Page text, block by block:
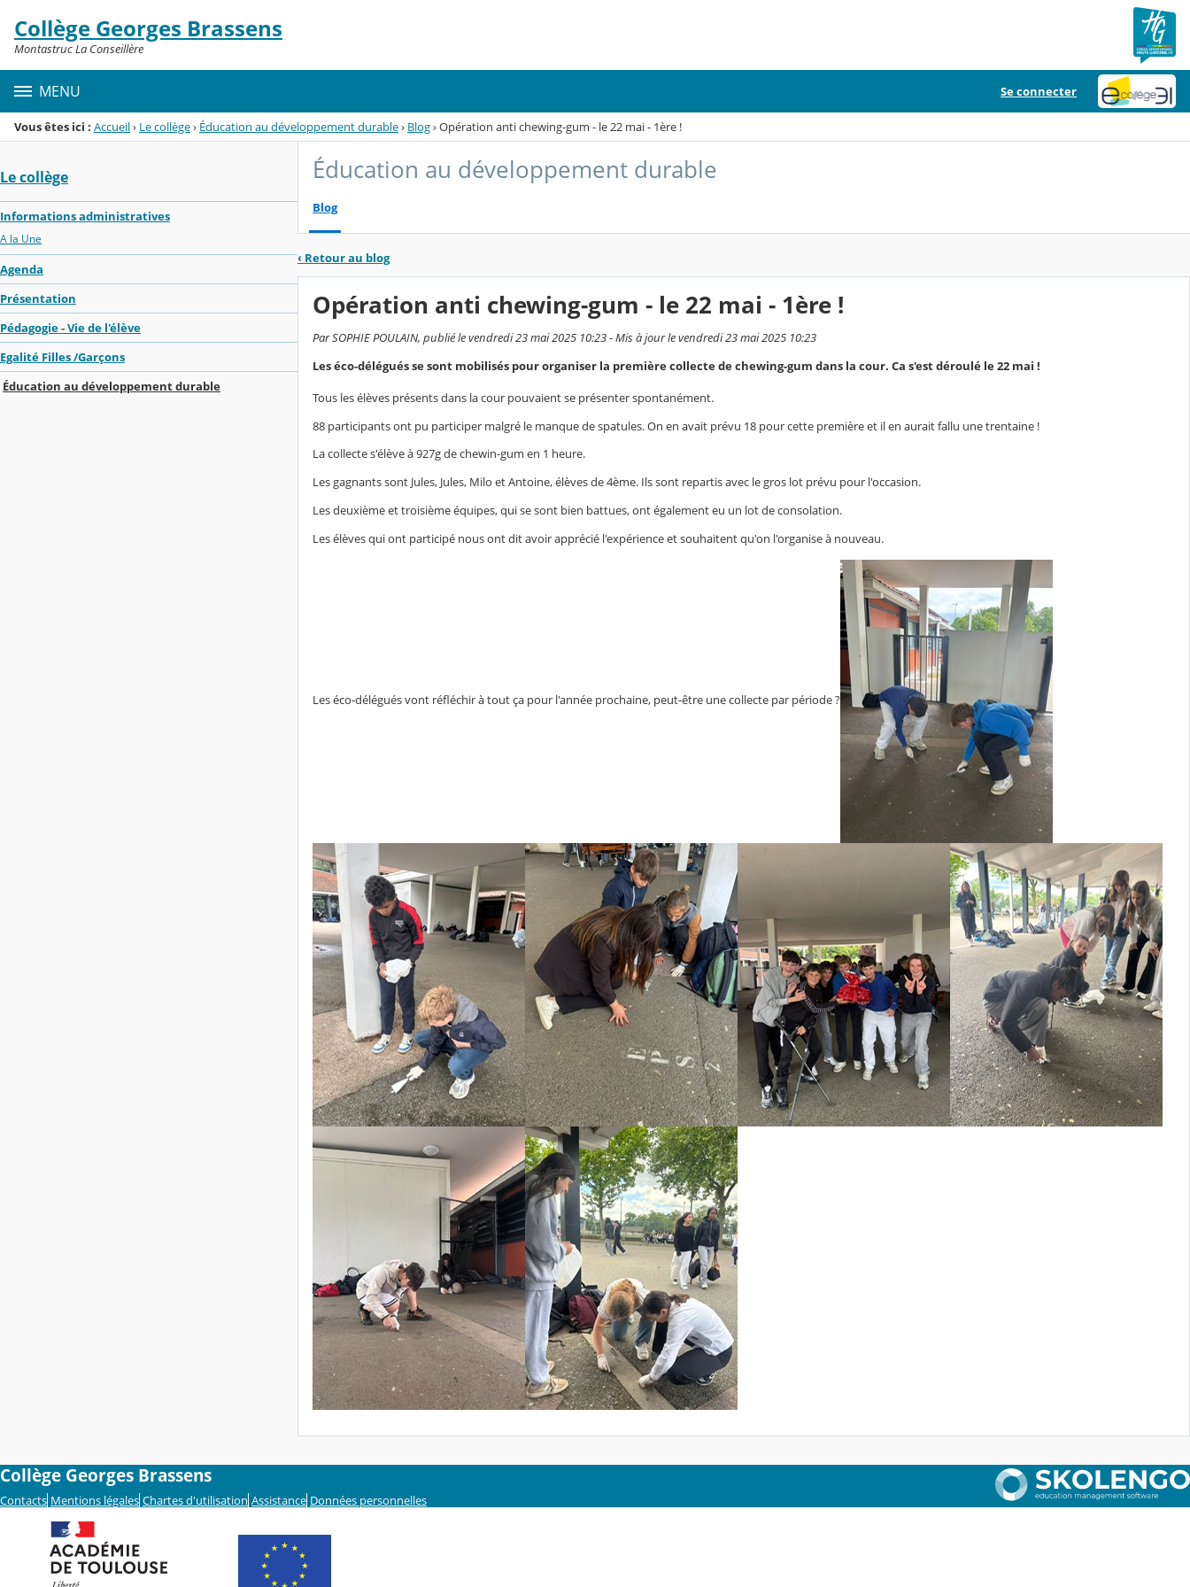
Menu de la rubrique
Contenu
Collège Georges Brassens
Montastruc La Conseillère
MENU Se connecter
Vous êtes ici : Accueil› Le collège› Éducation au développement durable› Blog›Opération anti chewing-gum - le 22 mai - 1ère !
Le collège
Informations administratives
A la Une
Agenda
Présentation
Pédagogie - Vie de l'élève
Egalité Filles /Garçons
Éducation au développement durable
Éducation au développement durable
Blog
‹ Retour au blog
Opération anti chewing-gum - le 22 mai - 1ère !
Par SOPHIE POULAIN, publié le vendredi 23 mai 2025 10:23 - Mis à jour le vendredi 23 mai 2025 10:23
Les éco-délégués se sont mobilisés pour organiser la première collecte de chewing-gum dans la cour. Ca s'est déroulé le 22 mai !
Tous les élèves présents dans la cour pouvaient se présenter spontanément.
88 participants ont pu participer malgré le manque de spatules. On en avait prévu 18 pour cette première et il en aurait fallu une trentaine !
La collecte s'élève à 927g de chewin-gum en 1 heure.
Les gagnants sont Jules, Jules, Milo et Antoine, élèves de 4ème. Ils sont repartis avec le gros lot prévu pour l'occasion.
Les deuxième et troisième équipes, qui se sont bien battues, ont également eu un lot de consolation.
Les élèves qui ont participé nous ont dit avoir apprécié l'expérience et souhaitent qu'on l'organise à nouveau.
Les éco-délégués vont réfléchir à tout ça pour l'année prochaine, peut-être une collecte par période ?
Collège Georges Brassens
Contacts Mentions légales Chartes d'utilisation Assistance Données personnelles